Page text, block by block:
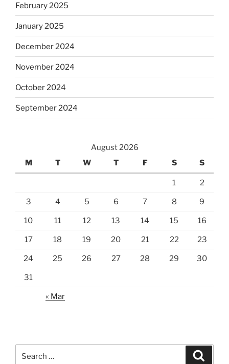
February 2025
January 2025
December 2024
November 2024
October 2024
September 2024
August 2026
M
T W T F S S
1 2
3 4 5 6 7 8 9
10 11 12 13 14 15 16
17 18 19 20 21 22 23
24 25 26 27 28 29 30
31
« Mar
for: